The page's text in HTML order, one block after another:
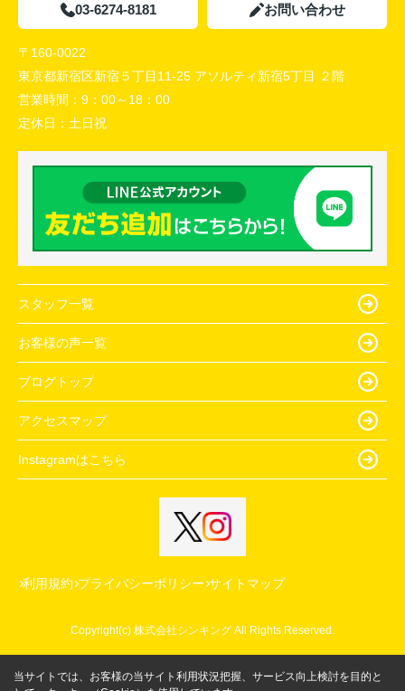
03-6274-8181 お問い合わせ
〒160-0022
東京都新宿区新宿５丁目11-25 アソルティ新宿5丁目 ２階
営業時間： 9：00～18：00
定休日： 土日祝
スタッフ一覧
お客様の声一覧
ブログトップ
アクセスマップ
Instagramはこちら
利用規約 プライバシーポリシー サイトマップ
Copyright(c) 株式会社シンキング All Rights Reserved.
当サイトでは、お客様の当サイト利用状況把握、サービス向上検討を目的と